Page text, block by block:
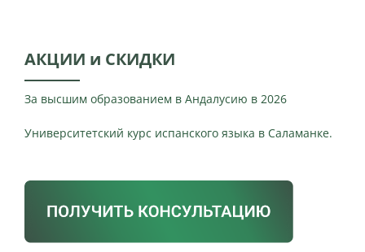
АКЦИИ и СКИДКИ
За высшим образованием в Андалусию в 2026
Университетский курс испанского языка в Саламанке.